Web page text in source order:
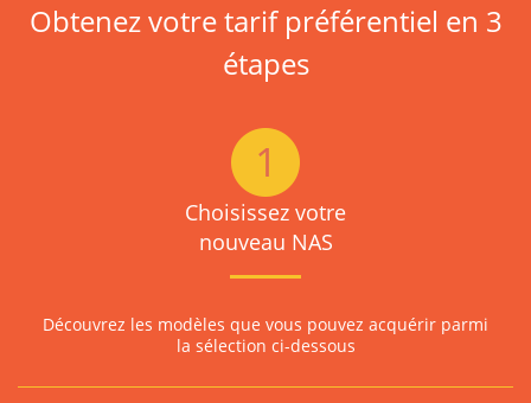
Obtenez votre tarif préférentiel en 3
étapes
Choisissez votre
nouveau NAS
Découvrez les modèles que vous pouvez acquérir parmi
la sélection ci-dessous